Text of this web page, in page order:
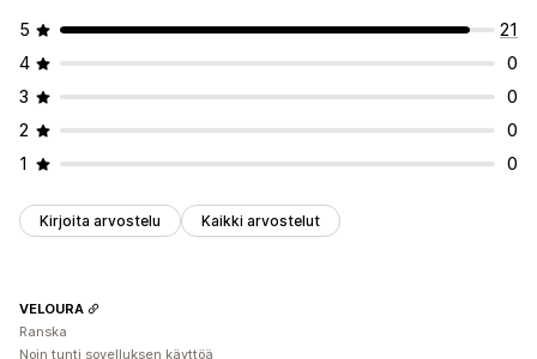
5
21
4
0
3
0
2
0
1
0
Kirjoita arvostelu Kaikki arvostelut
VELOURA
Ranska
Noin tunti sovelluksen käyttöä